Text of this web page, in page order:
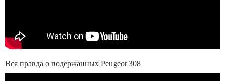
Вся правда о подержанных Peugeot 308